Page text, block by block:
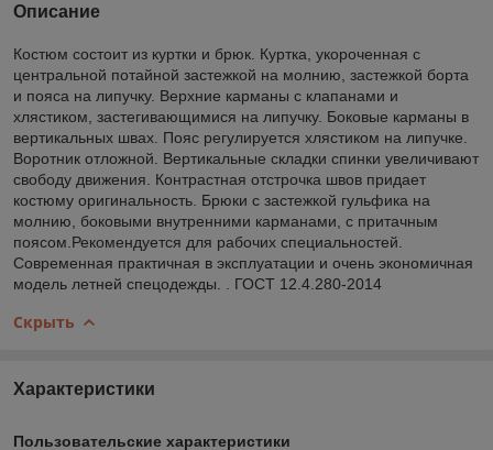
Описание
Костюм состоит из куртки и брюк. Куртка, укороченная с
центральной потайной застежкой на молнию, застежкой борта
и пояса на липучку. Верхние карманы с клапанами и
хлястиком, застегивающимися на липучку. Боковые карманы в
вертикальных швах. Пояс регулируется хлястиком на липучке.
Воротник отложной. Вертикальные складки спинки увеличивают
свободу движения. Контрастная отстрочка швов придает
костюму оригинальность. Брюки с застежкой гульфика на
молнию, боковыми внутренними карманами, с притачным
поясом.Рекомендуется для рабочих специальностей.
Современная практичная в эксплуатации и очень экономичная
модель летней спецодежды. . ГОСТ 12.4.280-2014
Скрыть
Характеристики
Пользовательские характеристики